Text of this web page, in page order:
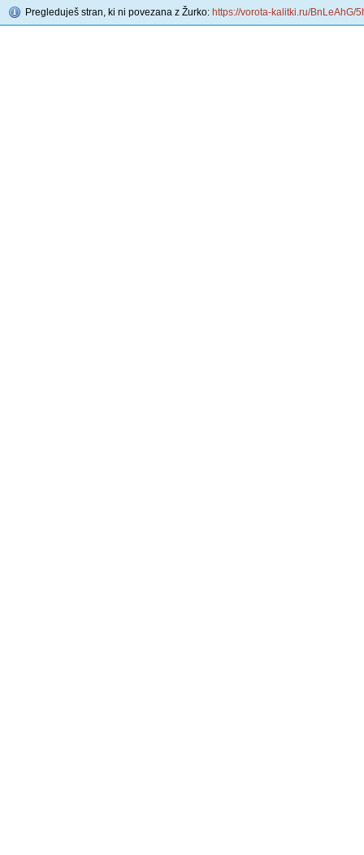
Pregleduješ stran, ki ni povezana z Žurko: https://vorota-kalitki.ru/BnLeAhG/